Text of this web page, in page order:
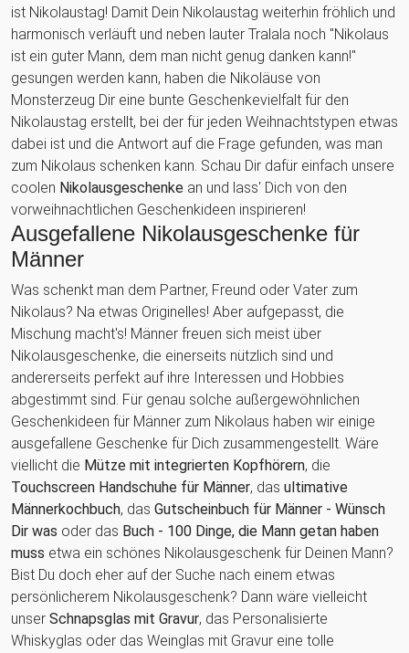
ist Nikolaustag! Damit Dein Nikolaustag weiterhin fröhlich und
harmonisch verläuft und neben lauter Tralala noch "Nikolaus
ist ein guter Mann, dem man nicht genug danken kann!"
gesungen werden kann, haben die Nikoläuse von
Monsterzeug Dir eine bunte Geschenkevielfalt für den
Nikolaustag erstellt, bei der für jeden Weihnachtstypen etwas
dabei ist und die Antwort auf die Frage gefunden, was man
zum Nikolaus schenken kann. Schau Dir dafür einfach unsere
coolen Nikolausgeschenke an und lass' Dich von den
vorweihnachtlichen Geschenkideen inspirieren!
Ausgefallene Nikolausgeschenke für
Männer
Was schenkt man dem Partner, Freund oder Vater zum
Nikolaus? Na etwas Originelles! Aber aufgepasst, die
Mischung macht's! Männer freuen sich meist über
Nikolausgeschenke, die einerseits nützlich sind und
andererseits perfekt auf ihre Interessen und Hobbies
abgestimmt sind. Für genau solche außergewöhnlichen
Geschenkideen für Männer zum Nikolaus haben wir einige
ausgefallene Geschenke für Dich zusammengestellt. Wäre
viellicht die Mütze mit integrierten Kopfhörern, die
Touchscreen Handschuhe für Männer, das ultimative
Männerkochbuch, das Gutscheinbuch für Männer - Wünsch
Dir was oder das Buch - 100 Dinge, die Mann getan haben
muss etwa ein schönes Nikolausgeschenk für Deinen Mann?
Bist Du doch eher auf der Suche nach einem etwas
persönlicherem Nikolausgeschenk? Dann wäre vielleicht
unser Schnapsglas mit Gravur, das Personalisierte
Whiskyglas oder das Weinglas mit Gravur eine tolle